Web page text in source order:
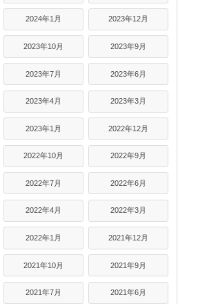
2024年1月 2023年12月
2023年10月 2023年9月
2023年7月 2023年6月
2023年4月 2023年3月
2023年1月 2022年12月
2022年10月 2022年9月
2022年7月 2022年6月
2022年4月 2022年3月
2022年1月 2021年12月
2021年10月 2021年9月
2021年7月 2021年6月